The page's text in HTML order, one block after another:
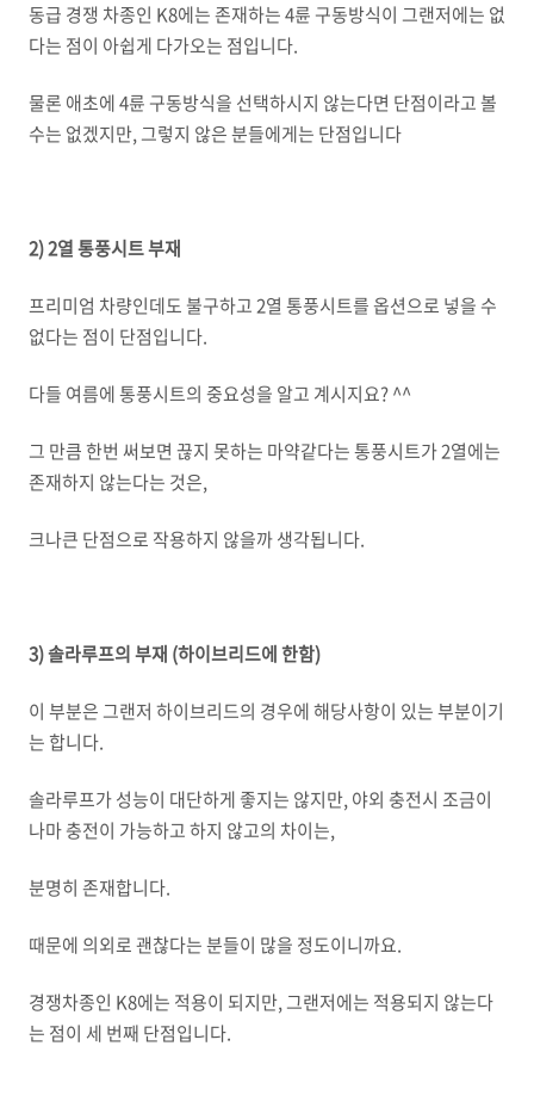
동급 경쟁 차종인 K8에는 존재하는 4륜 구동방식이 그랜저에는 없
다는 점이 아쉽게 다가오는 점입니다.
물론 애초에 4륜 구동방식을 선택하시지 않는다면 단점이라고 볼
수는 없겠지만, 그렇지 않은 분들에게는 단점입니다
2) 2열 통풍시트 부재
프리미엄 차량인데도 불구하고 2열 통풍시트를 옵션으로 넣을 수
없다는 점이 단점입니다.
다들 여름에 통풍시트의 중요성을 알고 계시지요? ^^
그 만큼 한번 써보면 끊지 못하는 마약같다는 통풍시트가 2열에는
존재하지 않는다는 것은,
크나큰 단점으로 작용하지 않을까 생각됩니다.
3) 솔라루프의 부재 (하이브리드에 한함)
이 부분은 그랜저 하이브리드의 경우에 해당사항이 있는 부분이기
는 합니다.
솔라루프가 성능이 대단하게 좋지는 않지만, 야외 충전시 조금이
나마 충전이 가능하고 하지 않고의 차이는,
분명히 존재합니다.
때문에 의외로 괜찮다는 분들이 많을 정도이니까요.
경쟁차종인 K8에는 적용이 되지만, 그랜저에는 적용되지 않는다
는 점이 세 번째 단점입니다.